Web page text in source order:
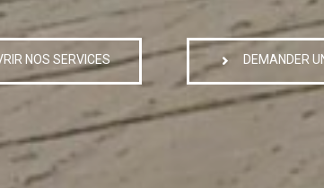
NOS SERVICES DEMANDER